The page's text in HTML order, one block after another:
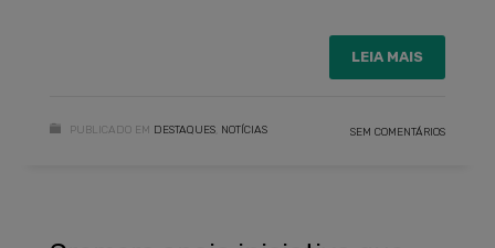
LEIA MAIS
PUBLICADO EM DESTAQUES NOTÍCIAS SEM COMENTÁRIOS